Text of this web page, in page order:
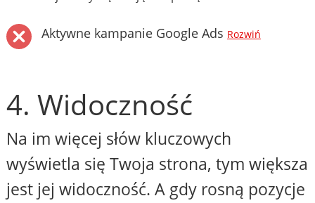
Aktywne kampanie Google Ads Rozwiń
4. Widoczność
Na im więcej słów kluczowych
wyświetla się Twoja strona, tym większa
jest jej widoczność. A gdy rosną pozycje